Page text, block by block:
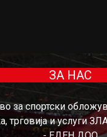
ЗА НАС
за спортски
трговија и услуги